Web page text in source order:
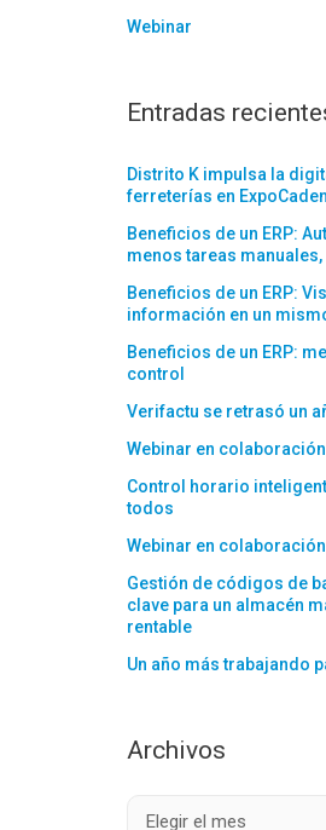
Webinar
Entradas
Distrito K impulsa la
ferreterías en
Beneficios de un ERP:
menos tareas
Beneficios de un ERP:
información en un
Beneficios de un ERP:
control
Verifactu se retrasó un
Webinar en colaboración
Control horario
todos
Webinar en
Gestión de códigos de
clave para un almacén
rentable
Un año más trabajando
Archivos